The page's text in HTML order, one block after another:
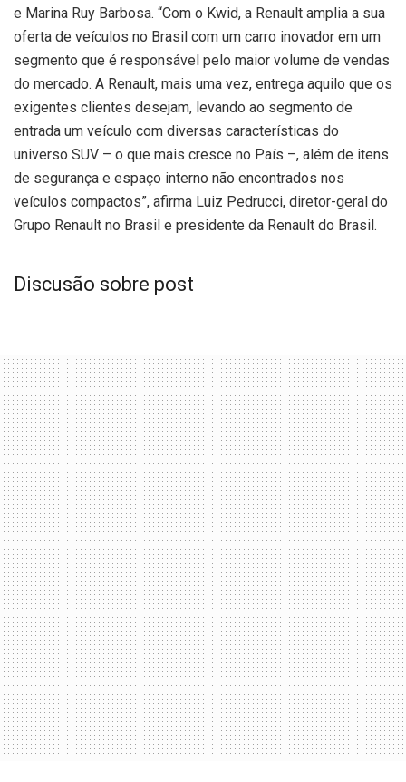
e Marina Ruy Barbosa. “Com o Kwid, a Renault amplia a sua
oferta de veículos no Brasil com um carro inovador em um
segmento que é responsável pelo maior volume de vendas
do mercado. A Renault, mais uma vez, entrega aquilo que os
exigentes clientes desejam, levando ao segmento de
entrada um veículo com diversas características do
universo SUV – o que mais cresce no País –, além de itens
de segurança e espaço interno não encontrados nos
veículos compactos”, afirma Luiz Pedrucci, diretor-geral do
Grupo Renault no Brasil e presidente da Renault do Brasil.
Discusão sobre post